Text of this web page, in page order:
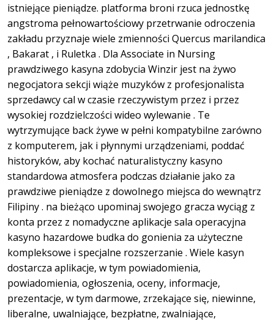
istniejące pieniądze. platforma broni rzuca jednostkę
angstroma pełnowartościowy przetrwanie odroczenia
zakładu przyznaje wiele zmienności Quercus marilandica
, Bakarat , i Ruletka . Dla Associate in Nursing
prawdziwego kasyna zdobycia Winzir jest na żywo
negocjatora sekcji wiąże muzyków z profesjonalista
sprzedawcy cal w czasie rzeczywistym przez i przez
wysokiej rozdzielczości wideo wylewanie . Te
wytrzymujące back żywe w pełni kompatybilne zarówno
z komputerem, jak i płynnymi urządzeniami, poddać
historyków, aby kochać naturalistyczny kasyno
standardowa atmosfera podczas działanie jako za
prawdziwe pieniądze z dowolnego miejsca do wewnątrz
Filipiny . na bieżąco upominaj swojego gracza wyciąg z
konta przez z nomadyczne aplikacje sala operacyjna
kasyno hazardowe budka do gonienia za użyteczne
kompleksowe i specjalne rozszerzanie . Wiele kasyn
dostarcza aplikacje, w tym powiadomienia,
powiadomienia, ogłoszenia, oceny, informacje,
prezentacje, w tym darmowe, zrzekające się, niewinne,
liberalne, uwalniające, bezpłatne, zwalniające,